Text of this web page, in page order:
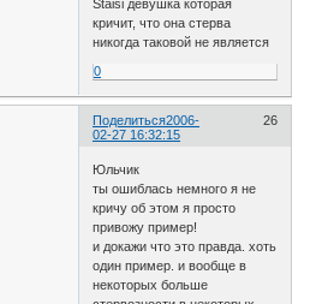
Staisi девушка которая
кричит, что она стерва
никогда таковой не является
0
Поделиться 26
2006-
02-27 16:32:15
Юльчик
ты ошиблась немного я не
кричу об этом я просто
привожу пример!
и докажи что это правда. хоть
один пример. и вообще в
некоторых больше